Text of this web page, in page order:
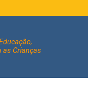
as Crianças